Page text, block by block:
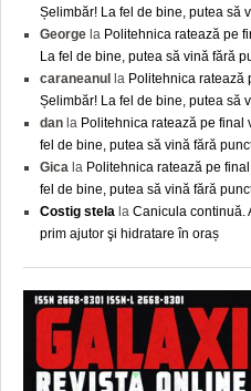
Șelimbăr! La fel de bine, putea să
George la Politehnica ratează pe
La fel de bine, putea să vină fără
caraneanul la Politehnica ratează
Șelimbăr! La fel de bine, putea să
dan la Politehnica ratează pe final
fel de bine, putea să vină fără
Gica la Politehnica ratează pe
fel de bine, putea să vină fără
Costig stela la Canicula continuă.
prim ajutor şi hidratare în oraș